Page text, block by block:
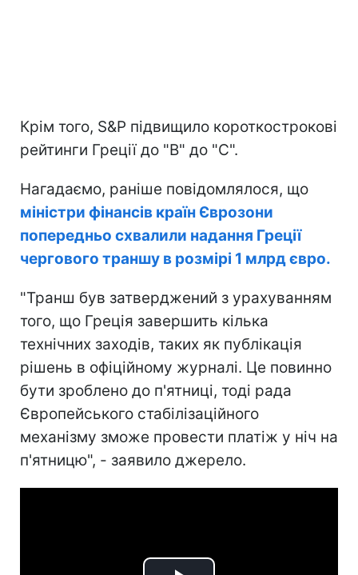
Крім того, S&P підвищило короткострокові
рейтинги Греції до "B" до "C".
Нагадаємо, раніше повідомлялося, що
міністри фінансів країн Єврозони
попередньо схвалили надання Греції
чергового траншу в розмірі 1 млрд євро.
"Транш був затверджений з урахуванням
того, що Греція завершить кілька
технічних заходів, таких як публікація
рішень в офіційному журналі. Це повинно
бути зроблено до п'ятниці, тоді рада
Європейського стабілізаційного
механізму зможе провести платіж у ніч на
п'ятницю", - заявило джерело.